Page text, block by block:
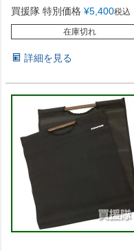
買援隊 特別価格 ¥5,400税込
在庫切れ
詳細を見る